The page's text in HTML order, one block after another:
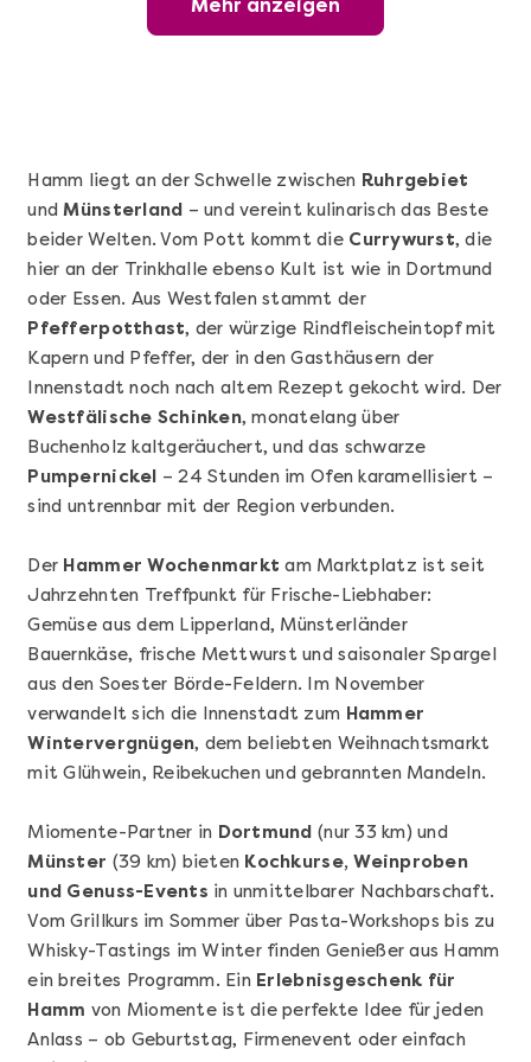
Wunderschöner Weinabend
Mehr anzeigen
Sushi Basic Kurs Bonn
Mehr anzeigen
Mehr anzeigen
Hamm liegt an der Schwelle zwischen Ruhrgebiet
undMünsterland – und vereint kulinarisch das Beste
beider Welten. Vom Pott kommt die Currywurst, die
hier an der Trinkhalle ebenso Kult ist wie in Dortmund
oder Essen. Aus Westfalen stammt der
Pfefferpotthast, der würzige Rindfleischeintopf mit
Kapern und Pfeffer, der in den Gasthäusern der
Innenstadt noch nach altem Rezept gekocht wird. Der
Westfälische Schinken, monatelang über
Buchenholz kaltgeräuchert, und das schwarze
Pumpernickel – 24 Stunden im Ofen karamellisiert –
sind untrennbar mit der Region verbunden.
Der Hammer Wochenmarkt am Marktplatz ist seit
Jahrzehnten Treffpunkt für Frische-Liebhaber:
Gemüse aus dem Lipperland, Münsterländer
Bauernkäse, frische Mettwurst und saisonaler Spargel
aus den Soester Börde-Feldern. Im November
verwandelt sich die Innenstadt zum Hammer
Wintervergnügen, dem beliebten Weihnachtsmarkt
mit Glühwein, Reibekuchen und gebrannten Mandeln.
Miomente-Partner in Dortmund (nur 33 km) und
Münster (39 km) bieten Kochkurse, Weinproben
und Genuss-Events in unmittelbarer Nachbarschaft.
Vom Grillkurs im Sommer über Pasta-Workshops bis zu
Whisky-Tastings im Winter finden Genießer aus Hamm
ein breites Programm. Ein Erlebnisgeschenk für
Hamm von Miomente ist die perfekte Idee für jeden
Anlass – ob Geburtstag, Firmenevent oder einfach